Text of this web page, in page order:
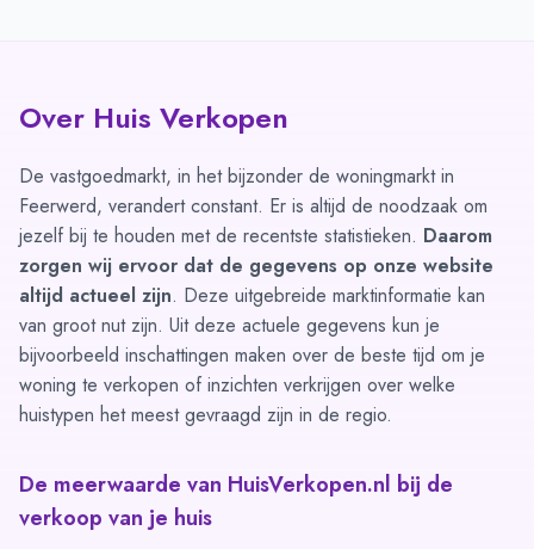
Over Huis Verkopen
De vastgoedmarkt, in het bijzonder de woningmarkt in
Feerwerd, verandert constant. Er is altijd de noodzaak om
jezelf bij te houden met de recentste statistieken. Daarom
zorgen wij ervoor dat de gegevens op onze website
altijd actueel zijn. Deze uitgebreide marktinformatie kan
van groot nut zijn. Uit deze actuele gegevens kun je
bijvoorbeeld inschattingen maken over de beste tijd om je
woning te verkopen of inzichten verkrijgen over welke
huistypen het meest gevraagd zijn in de regio.
De meerwaarde van HuisVerkopen.nl bij de
verkoop van je huis